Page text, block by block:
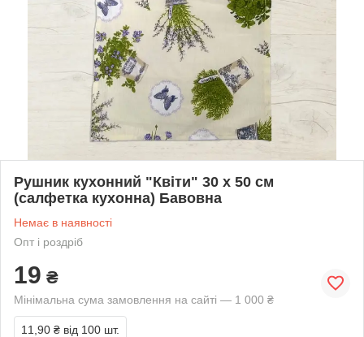
Рушник кухонний "Квіти" 30 х 50 см
(салфетка кухонна) Бавовна
Немає в наявності
Опт і роздріб
19 ₴
Мінімальна сума замовлення на сайті — 1 000 ₴
11,90 ₴ від 100 шт.